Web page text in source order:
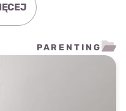
PARENTING